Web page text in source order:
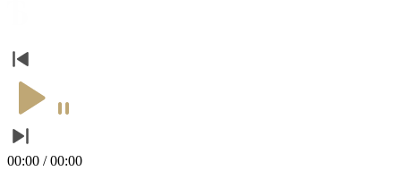
00:00 / 00:00